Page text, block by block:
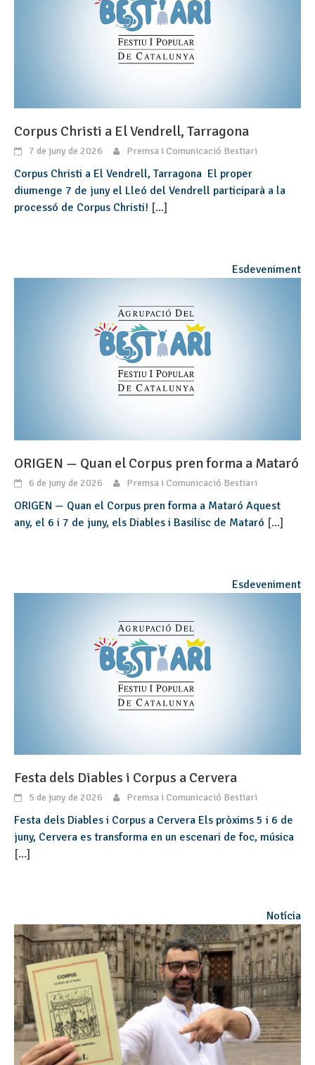
Corpus Christi a El Vendrell, Tarragona
7 de juny de 2026 Premsa i Comunicació Bestiari
Corpus Christi a El Vendrell, Tarragona El proper
diumenge 7 de juny el Lleó del Vendrell participarà a la
processó de Corpus Christi! [...]
Esdeveniment
ORIGEN — Quan el Corpus pren forma a Mataró
6 de juny de 2026 Premsa i Comunicació Bestiari
ORIGEN — Quan el Corpus pren forma a Mataró Aquest
any, el 6 i 7 de juny, els Diables i Basilisc de Mataró [...]
Esdeveniment
Festa dels Diables i Corpus a Cervera
5 de juny de 2026 Premsa i Comunicació Bestiari
Festa dels Diables i Corpus a Cervera Els pròxims 5 i 6 de
juny, Cervera es transforma en un escenari de foc, música
[...]
Notícia